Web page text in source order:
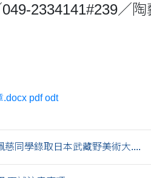
049-2334141#239／
.docx pdf odt
同學錄取日本武藏野美術大....